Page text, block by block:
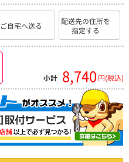
ご自宅へ送る
配送先の住所を
指定する
小計 8,740 円(税込)